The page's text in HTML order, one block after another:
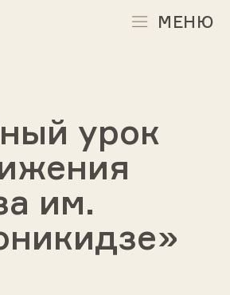
МЕНЮ
урок
им.